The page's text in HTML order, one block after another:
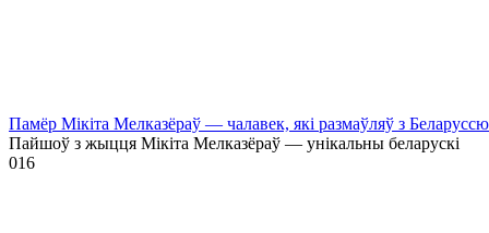
Памёр Мікіта Мелказёраў — чалавек, які размаўляў з
Пайшоў з жыцця Мікіта Мелказёраў — унікальны беларускі
016